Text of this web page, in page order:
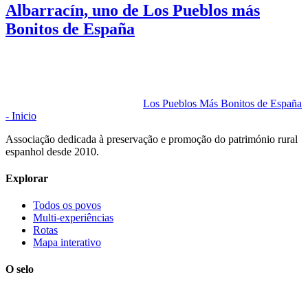
Albarracín, uno de Los Pueblos más
Bonitos de España
Los Pueblos Más Bonitos de España
- Inicio
Associação dedicada à preservação e promoção do património rural
espanhol desde 2010.
Explorar
Todos os povos
Multi-experiências
Rotas
Mapa interativo
O selo